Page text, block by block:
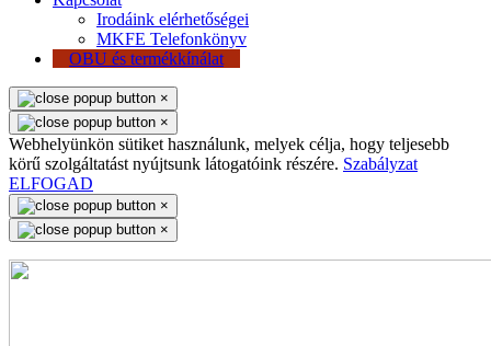
Irodáink elérhetőségei
MKFE Telefonkönyv
OBU és termékkínálat
×
×
Webhelyünkön sütiket használunk, melyek célja, hogy teljesebb
körű szolgáltatást nyújtsunk látogatóink részére. Szabályzat
ELFOGAD
×
×